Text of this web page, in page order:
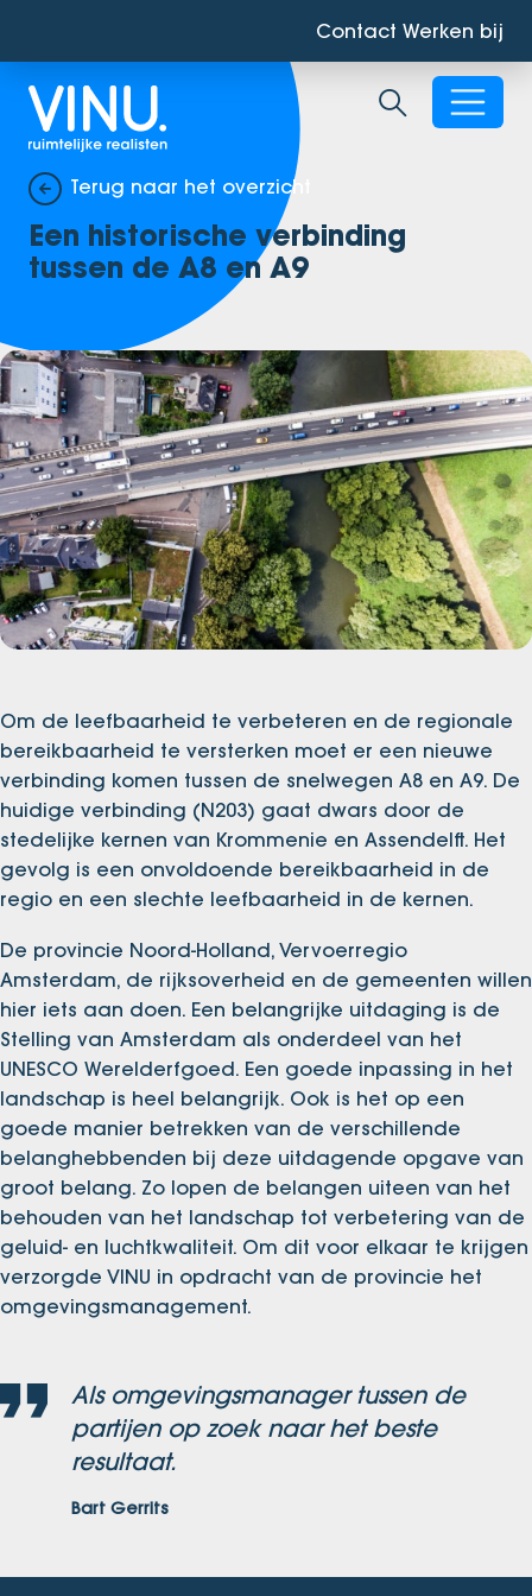
Contact Werken bij
Zoekbalk
Terug naar het overzicht
Een historische verbinding
tussen de A8 en A9
Om de leefbaarheid te verbeteren en de regionale
bereikbaarheid te versterken moet er een nieuwe
verbinding komen tussen de snelwegen A8 en A9. De
huidige verbinding (N203) gaat dwars door de
stedelijke kernen van Krommenie en Assendelft. Het
gevolg is een onvoldoende bereikbaarheid in de
regio en een slechte leefbaarheid in de kernen.
De provincie Noord-Holland, Vervoerregio
Amsterdam, de rijksoverheid en de gemeenten willen
hier iets aan doen. Een belangrijke uitdaging is de
Stelling van Amsterdam als onderdeel van het
UNESCO Werelderfgoed. Een goede inpassing in het
landschap is heel belangrijk. Ook is het op een
goede manier betrekken van de verschillende
belanghebbenden bij deze uitdagende opgave van
groot belang. Zo lopen de belangen uiteen van het
behouden van het landschap tot verbetering van de
geluid- en luchtkwaliteit. Om dit voor elkaar te krijgen
verzorgde VINU in opdracht van de provincie het
omgevingsmanagement.
Als omgevingsmanager tussen de
partijen op zoek naar het beste
resultaat.
Bart Gerrits